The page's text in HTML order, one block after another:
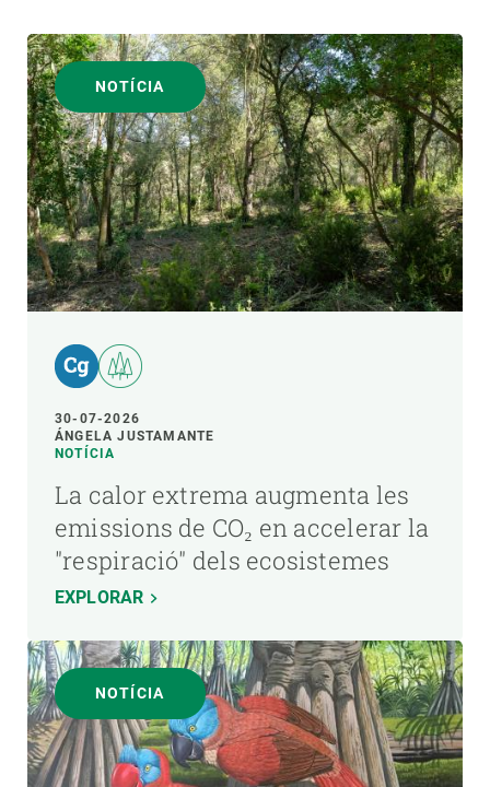
NOTÍCIA
30-07-2026
ÁNGELA JUSTAMANTE
NOTÍCIA
La calor extrema augmenta les
emissions de CO₂ en accelerar la
"respiració" dels ecosistemes
EXPLORAR
NOTÍCIA